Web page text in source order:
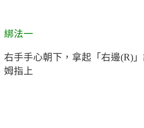
綁法一
右手手心朝下，拿起「右邊(R)
姆指上